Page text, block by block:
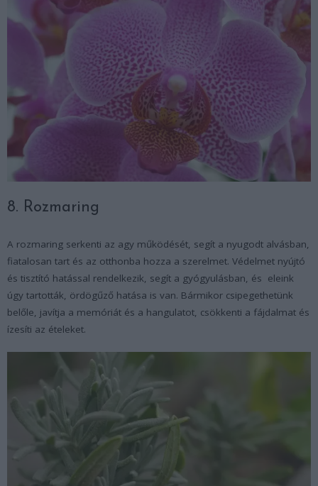
8. Rozmaring
A rozmaring serkenti az agy működését, segít a nyugodt alvásban,
fiatalosan tart és az otthonba hozza a szerelmet. Védelmet nyújtó
és tisztító hatással rendelkezik, segít a gyógyulásban, és eleink
úgy tartották, ördögűző hatása is van. Bármikor csipegethetünk
belőle, javítja a memóriát és a hangulatot, csökkenti a fájdalmat és
ízesíti az ételeket.